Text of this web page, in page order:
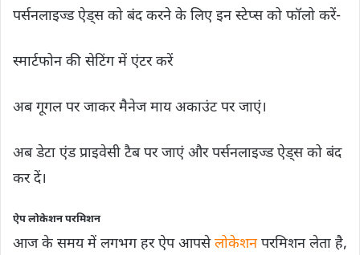
पर्सनलाइज्ड ऐड्स को बंद करने के लिए इन स्टेप्स को फॉलो करें-
स्मार्टफोन की सेटिंग में एंटर करें
अब गूगल पर जाकर मैनेज माय अकाउंट पर जाएं।
अब डेटा एंड प्राइवेसी टैब पर जाएं और पर्सनलाइज्ड ऐड्स को बंद
कर दें।
ऐप लोकेशन परमिशन
आज के समय में लगभग हर ऐप आपसेलोकेशनपरमिशन लेता है,